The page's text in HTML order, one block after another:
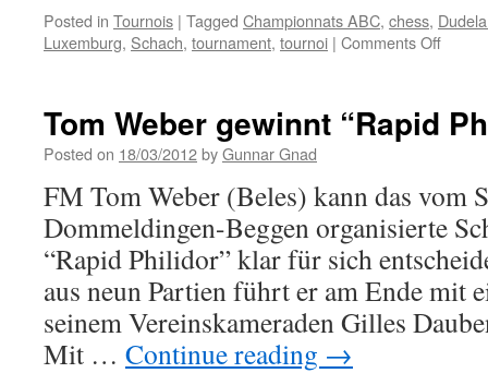
Posted in Tournois | Tagged Championnats ABC, chess,
Luxemburg, Schach, tournament, tournoi | Comments Offon
2012
Tom Weber gewinnt “Rapid
Posted on 18/03/2012byGunnar Gnad
FM Tom Weber (Beles) kann das vom
Dommeldingen-Beggen organisierte
“Rapid Philidor” klar für sich
aus neun Partien führt er am Ende mit
seinem Vereinskameraden Gilles
Mit … Continue reading →